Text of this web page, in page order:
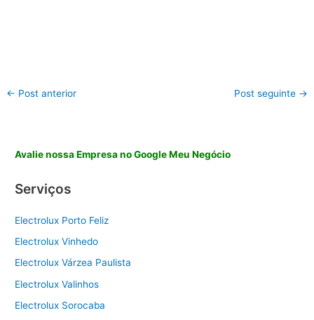
← Post anterior Post seguinte →
Avalie nossa Empresa no Google Meu Negócio
Serviços
Electrolux Porto Feliz
Electrolux Vinhedo
Electrolux Várzea Paulista
Electrolux Valinhos
Electrolux Sorocaba